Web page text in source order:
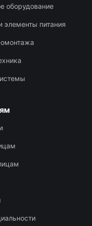
оборудование
элементы питания